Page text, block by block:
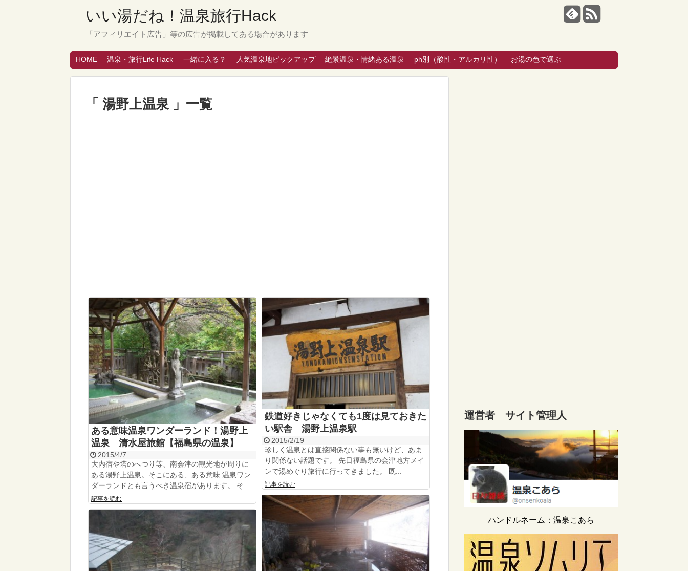
いい湯だね！温泉旅行Hack
「アフィリエイト広告」等の広告が掲載してある場合があります
HOME 温泉・旅行Life Hack 一緒に入る？ 人気温泉地ピックアップ 絶景温泉・情緒ある温泉 ph別（酸性・アルカリ性） お湯の色で選ぶ
「 湯野上温泉 」一覧
ある意味温泉ワンダーランド！湯野上
温泉 清水屋旅館【福島県の温泉】
2015/4/7
大内宿や塔のへつり等、南会津の観光地が周りに
ある湯野上温泉。そこにある、ある意味 温泉ワン
ダーランドとも言うべき温泉宿があります。 そ...
記事を読む
鉄道好きじゃなくても1度は見ておきた
い駅舎 湯野上温泉駅
2015/2/19
珍しく温泉とは直接関係ない事も無いけど、あま
り関係ない話題です。 先日福島県の会津地方メイ
ンで湯めぐり旅行に行ってきました。 既...
記事を読む
運営者 サイト管理人
ハンドルネーム：温泉こあら